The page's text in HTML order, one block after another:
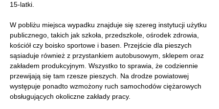
15-latki.
W pobliżu miejsca wypadku znajduje się szereg instytucji użytku
publicznego, takich jak szkoła, przedszkole, ośrodek zdrowia,
kościół czy boisko sportowe i basen. Przejście dla pieszych
sąsiaduje również z przystankiem autobusowym, sklepem oraz
zakładem produkcyjnym. Wszystko to sprawia, że codziennie
przewijają się tam rzesze pieszych. Na drodze powiatowej
występuje ponadto wzmożony ruch samochodów ciężarowych
obsługujących okoliczne zakłady pracy.